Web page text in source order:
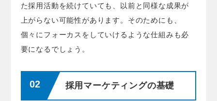
た採用活動を続けていても、以前と同様な成果が
上がらない可能性があります。そのためにも、
個々にフォーカスをしていけるような仕組みも必
要になるでしょう。
採用マーケティングの基礎